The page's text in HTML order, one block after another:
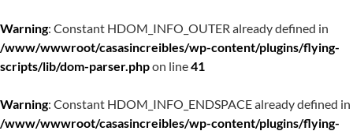
Warning: Constant HDOM_INFO_OUTER already defined in
/www/wwwroot/casasincreibles/wp-content/plugins/flying-
scripts/lib/dom-parser.phpon line41
Warning: Constant HDOM_INFO_ENDSPACE already defined in
/www/wwwroot/casasincreibles/wp-content/plugins/flying-